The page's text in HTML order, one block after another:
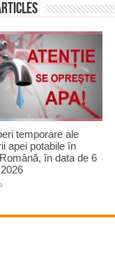
temporare ale
apei potabile în
în data de 6